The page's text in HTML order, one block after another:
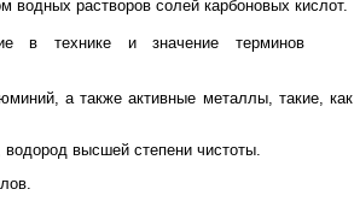
водных растворов солей карбоновых кислот.
в технике и значение терминов
а также активные металлы, такие, как
высшей степени чистоты.